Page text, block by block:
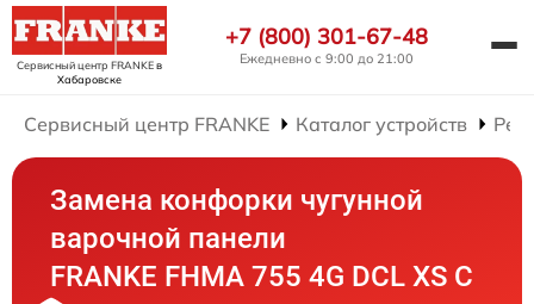
Сервисный центр FRANKEв
Хабаровске
+7 (800) 301-67-48
Ежедневно с 9:00 до 21:00
Сервисный центр FRANKE Каталог устройств
Замена конфорки чугунной
варочной панели
FRANKE FHMA 755 4G DCL XS C